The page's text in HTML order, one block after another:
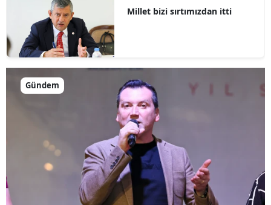
Millet bizi sırtımızdan itti
Gündem